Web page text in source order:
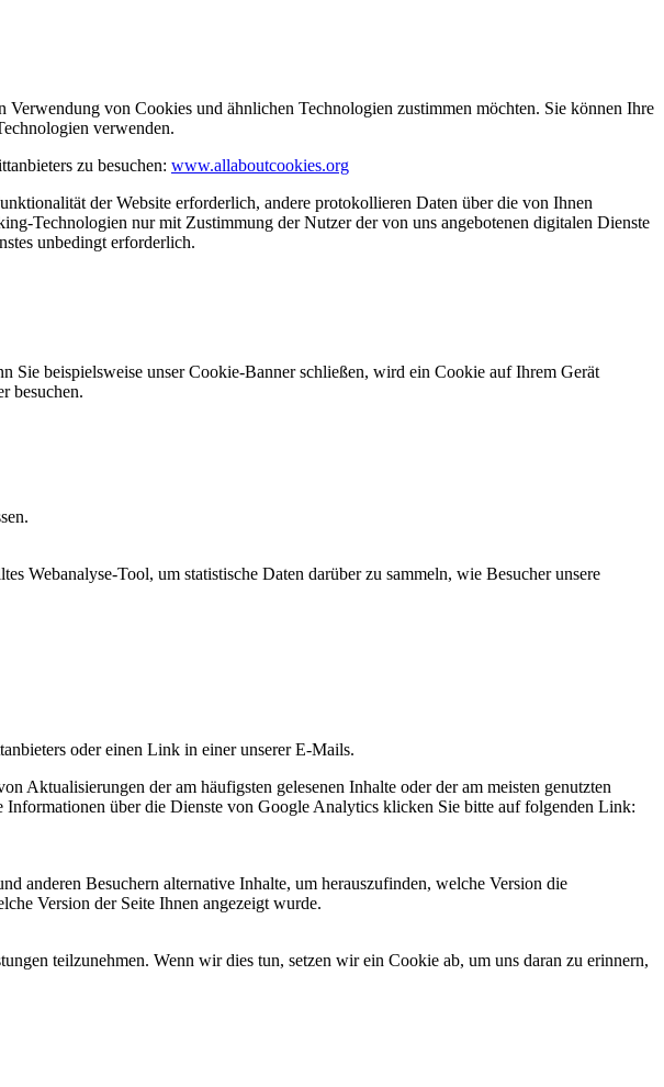
von Cookies und ähnlichen Technologien zustimmen möchten. Sie können Ihre
verwenden.
zu besuchen: www.allaboutcookies.org
der Website erforderlich, andere protokollieren Daten über die von Ihnen
Technologien nur mit Zustimmung der Nutzer der von uns angebotenen digitalen Dienste
unbedingt erforderlich.
Sie beispielsweise unser Cookie-Banner schließen, wird ein Cookie auf Ihrem Gerät
besuchen.
Webanalyse-Tool, um statistische Daten darüber zu sammeln, wie Besucher unsere
oder einen Link in einer unserer E-Mails.
Aktualisierungen der am häufigsten gelesenen Inhalte oder der am meisten genutzten
über die Dienste von Google Analytics klicken Sie bitte auf folgenden Link:
anderen Besuchern alternative Inhalte, um herauszufinden, welche Version die
Version der Seite Ihnen angezeigt wurde.
teilzunehmen. Wenn wir dies tun, setzen wir ein Cookie ab, um uns daran zu erinnern,